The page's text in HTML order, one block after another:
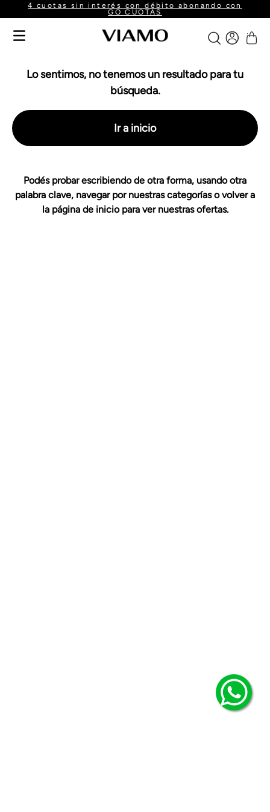
4 cuotas sin interés con débito abonando con
GO CUOTAS
Lo sentimos, no tenemos un resultado para tu
búsqueda.
Ir a inicio
Podés probar escribiendo de otra forma, usando otra
palabra clave, navegar por nuestras categorías o volver a
la página de inicio para ver nuestras ofertas.